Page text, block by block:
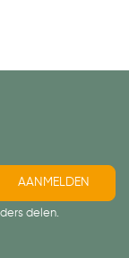
AANMELDEN
delen.